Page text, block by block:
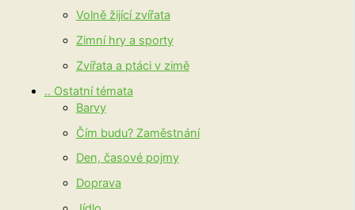
Volně žijící zvířata
Zimní hry a sporty
Zvířata a ptáci v zimě
.. Ostatní témata
Barvy
Čím budu? Zaměstnání
Den, časové pojmy
Doprava